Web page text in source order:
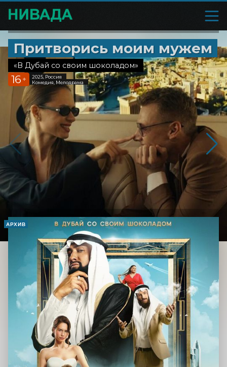
Притворись моим мужем
«В Дубай со своим шоколадом»
16 +
2025, Россия
Комедия, Мелодрама
АРХИВ